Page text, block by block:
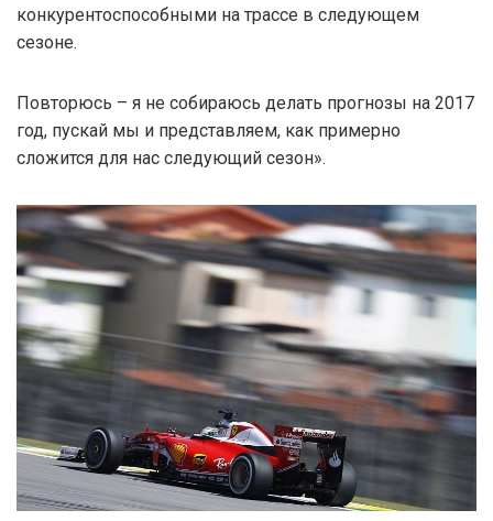
конкурентоспособными на трассе в следующем
сезоне.
Повторюсь – я не собираюсь делать прогнозы на 2017
год, пускай мы и представляем, как примерно
сложится для нас следующий сезон».